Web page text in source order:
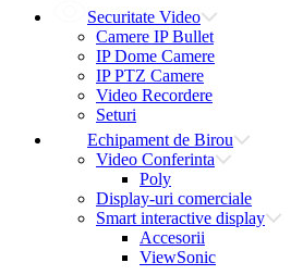
Securitate Video
Camere IP Bullet
IP Dome Camere
IP PTZ Camere
Video Recordere
Seturi
Echipament de Birou
Video Conferinta
Poly
Display-uri comerciale
Smart interactive display
Accesorii
ViewSonic